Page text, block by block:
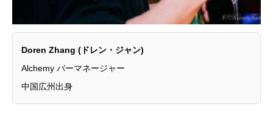
Doren Zhang (ドレン・ジャン)
Alchemy バーマネージャー
中国広州出身